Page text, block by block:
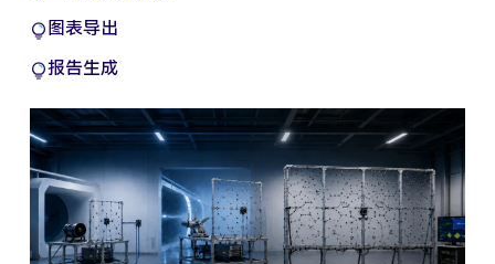
图表导出
报告生成